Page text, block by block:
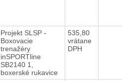
Projekt SLSP -
Boxovacie
trenažéry
inSPORTline
SB2140 1,
boxerské rukavice
535,80
vrátane
DPH